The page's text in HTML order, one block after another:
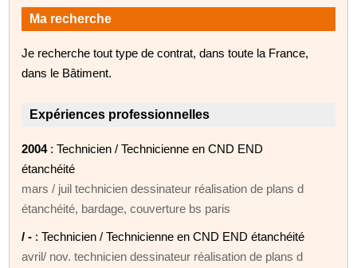
Ma recherche
Je recherche tout type de contrat, dans toute la France,
dans le Bâtiment.
Expériences professionnelles
2004: Technicien / Technicienne en CND END
étanchéité
mars / juil technicien dessinateur réalisation de plans d
étanchéité, bardage, couverture bs paris
/ - : Technicien / Technicienne en CND END étanchéité
avril/ nov. technicien dessinateur réalisation de plans d